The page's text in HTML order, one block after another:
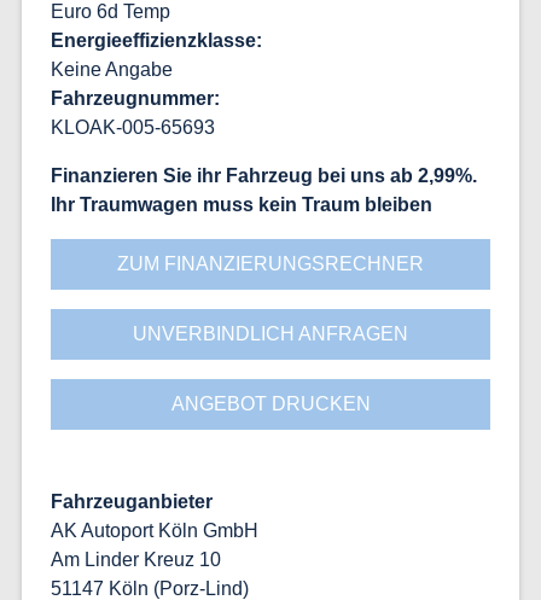
Euro 6d Temp
Energieeffizienzklasse
Keine Angabe
Fahrzeugnummer
KLOAK-005-65693
Finanzieren Sie ihr Fahrzeug bei uns ab 2,99%
Ihr Traumwagen muss kein Traum bleiben
ZUM FINANZIERUNGSRECHNER
UNVERBINDLICH ANFRAGEN
ANGEBOT DRUCKEN
Fahrzeuganbieter
AK Autoport Köln GmbH
Am Linder Kreuz 10
51147 Köln (Porz-Lind)